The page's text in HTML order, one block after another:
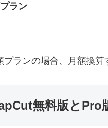
ラン
ランの場合、月額換算
無料版とPro